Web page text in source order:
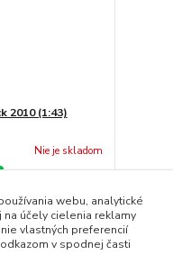
2010 (1:43)
Nie je skladom
webu, analytické
účely cielenia reklamy
vlastných preferencií
v spodnej časti